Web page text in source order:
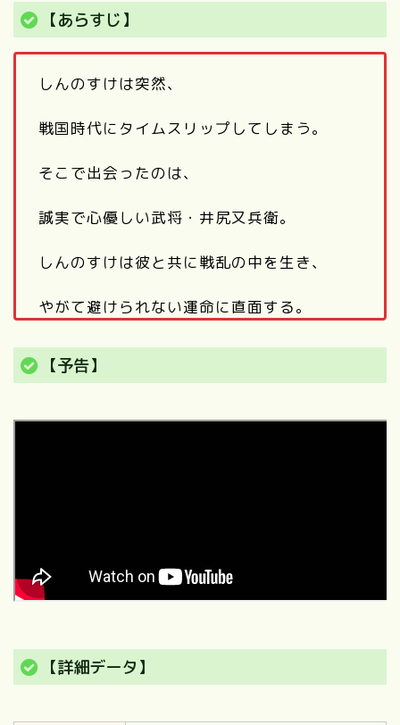
【あらすじ】
しんのすけは突然、
戦国時代にタイムスリップしてしまう。
そこで出会ったのは、
誠実で心優しい武将・井尻又兵衛。
しんのすけは彼と共に戦乱の中を生き、
やがて避けられない運命に直面する。
【予告】
【詳細データ】